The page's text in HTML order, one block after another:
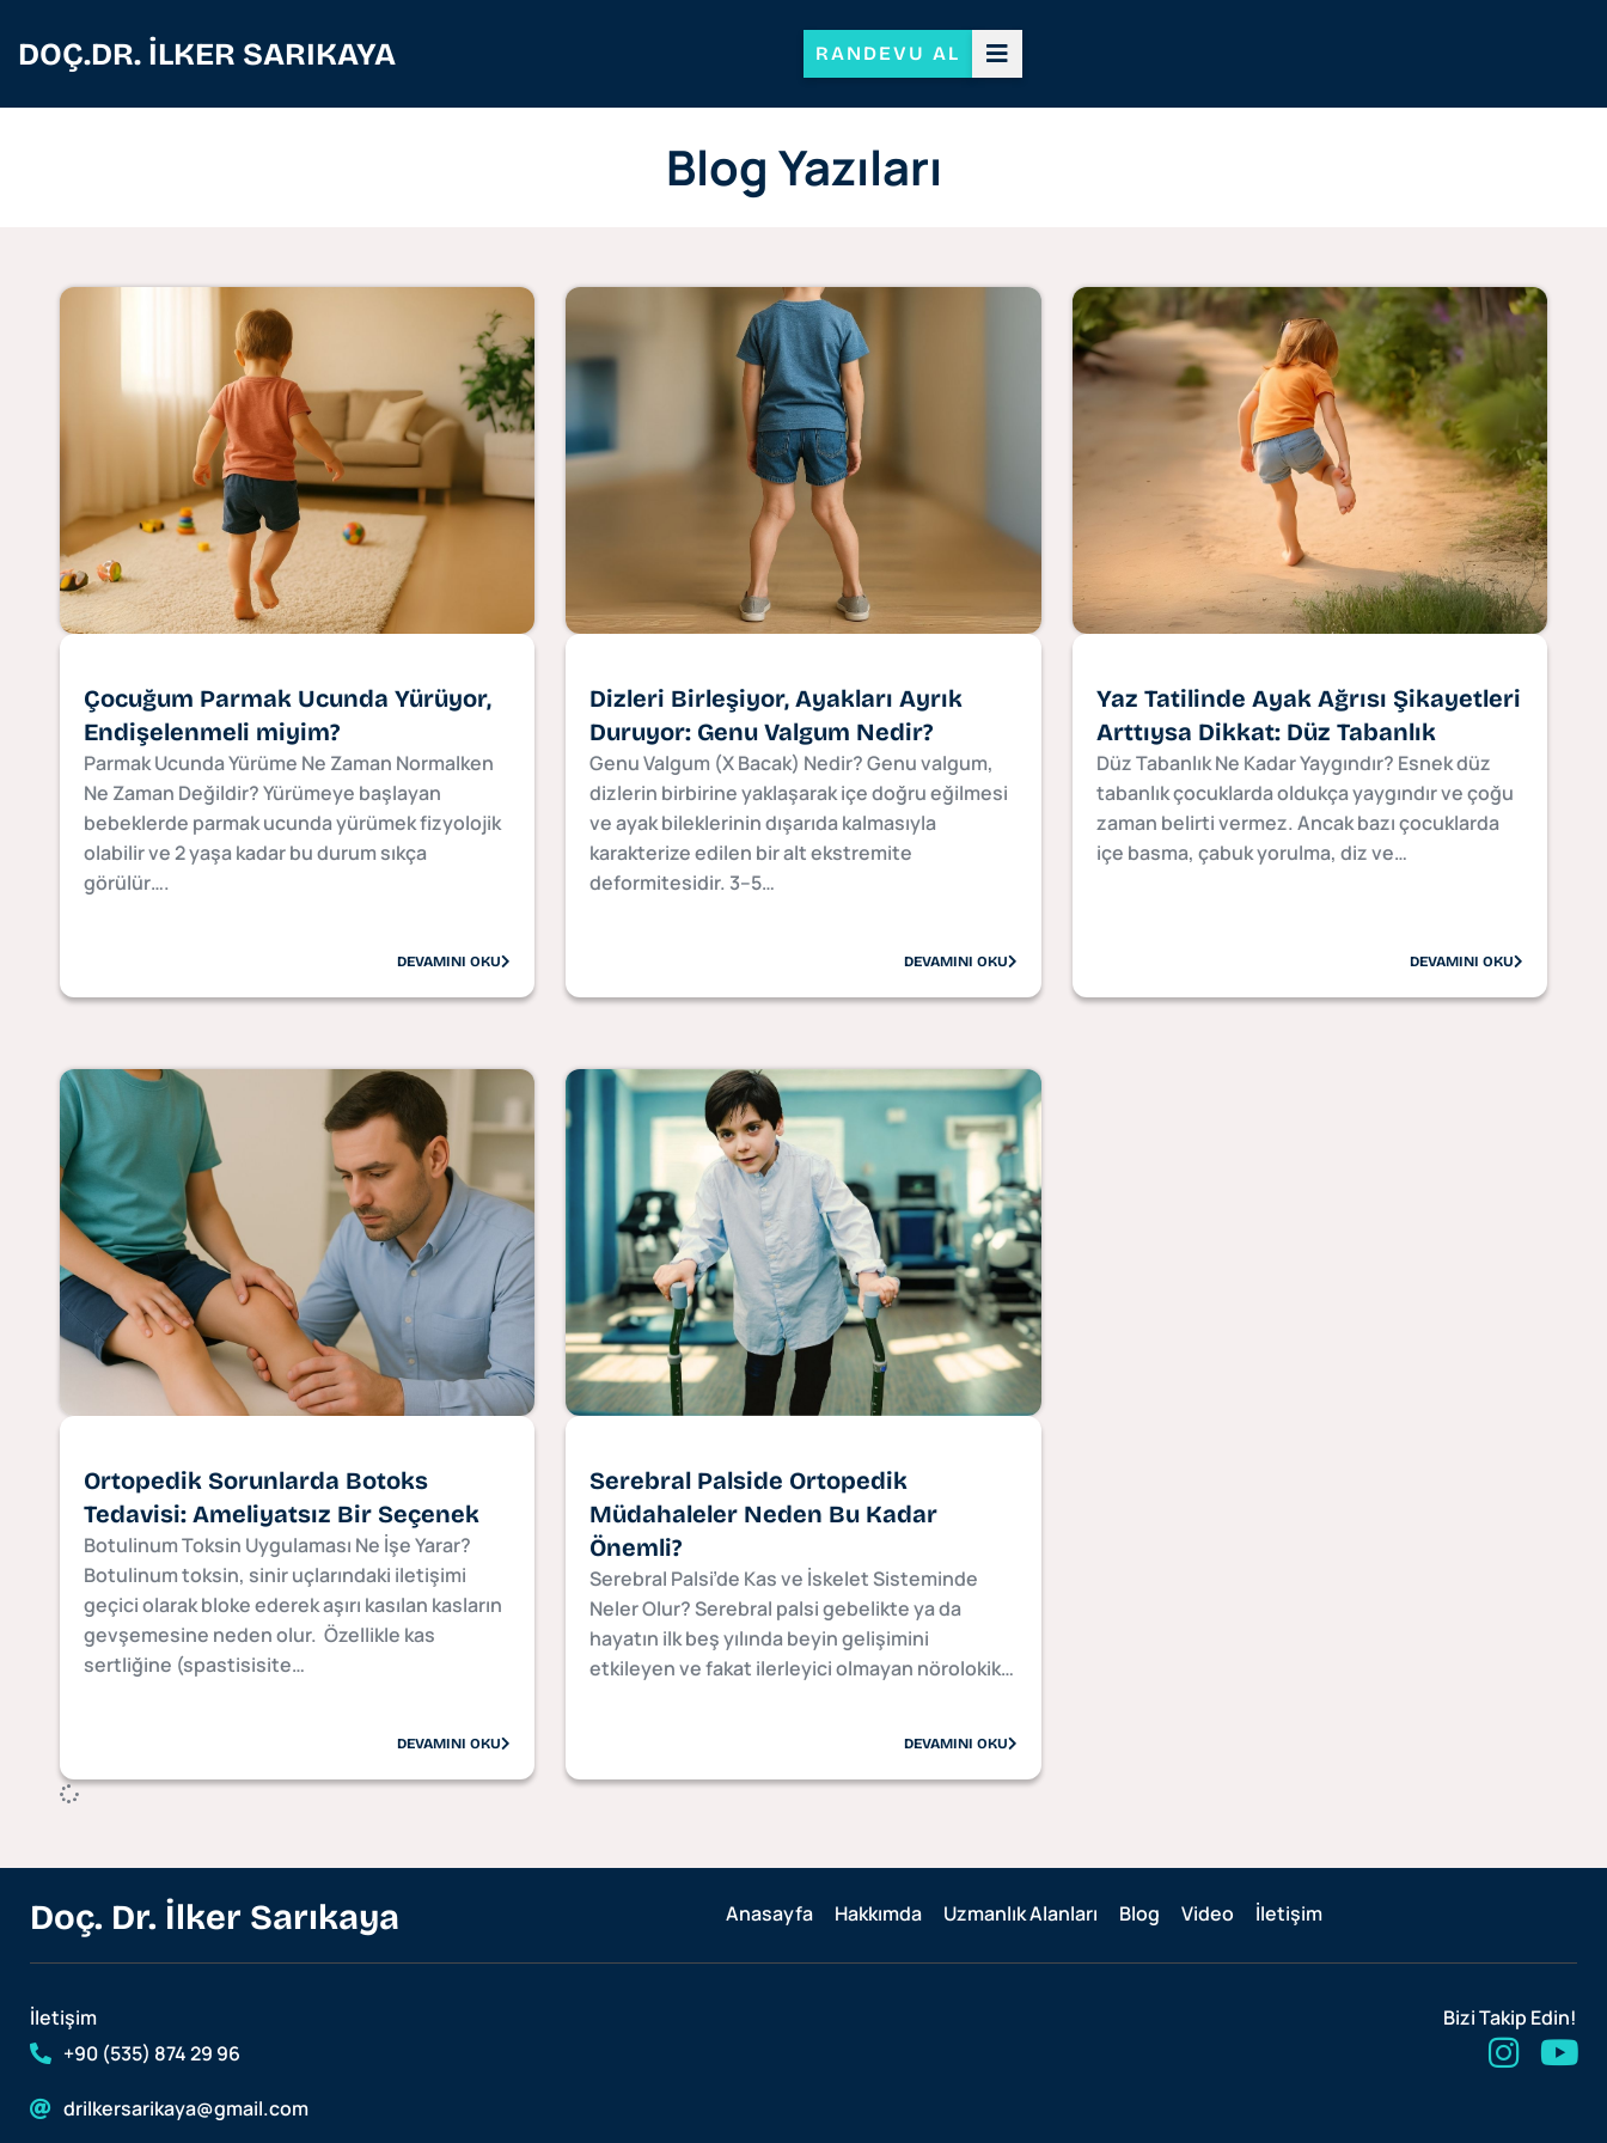
DOÇ.DR. İLKER SARIKAYA RANDEVU AL
Blog Yazıları
Çocuğum Parmak Ucunda Yürüyor,
Endişelenmeli miyim?
Parmak Ucunda Yürüme Ne Zaman Normalken
Ne Zaman Değildir? Yürümeye başlayan
bebeklerde parmak ucunda yürümek fizyolojik
olabilir ve 2 yaşa kadar bu durum sıkça
görülür….
DEVAMINI OKU
Dizleri Birleşiyor, Ayakları Ayrık
Duruyor: Genu Valgum Nedir?
Genu Valgum (X Bacak) Nedir? Genu valgum,
dizlerin birbirine yaklaşarak içe doğru eğilmesi
ve ayak bileklerinin dışarıda kalmasıyla
karakterize edilen bir alt ekstremite
deformitesidir. 3–5…
DEVAMINI OKU
Yaz Tatilinde Ayak Ağrısı Şikayetleri
Arttıysa Dikkat: Düz Tabanlık
Düz Tabanlık Ne Kadar Yaygındır? Esnek düz
tabanlık çocuklarda oldukça yaygındır ve çoğu
zaman belirti vermez. Ancak bazı çocuklarda
içe basma, çabuk yorulma, diz ve…
DEVAMINI OKU
Ortopedik Sorunlarda Botoks
Tedavisi: Ameliyatsız Bir Seçenek
Botulinum Toksin Uygulaması Ne İşe Yarar?
Botulinum toksin, sinir uçlarındaki iletişimi
geçici olarak bloke ederek aşırı kasılan kasların
gevşemesine neden olur. Özellikle kas
sertliğine (spastisisite…
DEVAMINI OKU
Serebral Palside Ortopedik
Müdahaleler Neden Bu Kadar
Önemli?
Serebral Palsi’de Kas ve İskelet Sisteminde
Neler Olur? Serebral palsi gebelikte ya da
hayatın ilk beş yılında beyin gelişimini
etkileyen ve fakat ilerleyici olmayan nörolokik…
DEVAMINI OKU
Doç. Dr. İlker Sarıkaya Anasayfa Hakkımda Uzmanlık Alanları Blog Video İletişim
İletişim
+90 (535) 874 29 96
drilkersarikaya@gmail.com
Bizi Takip Edin!